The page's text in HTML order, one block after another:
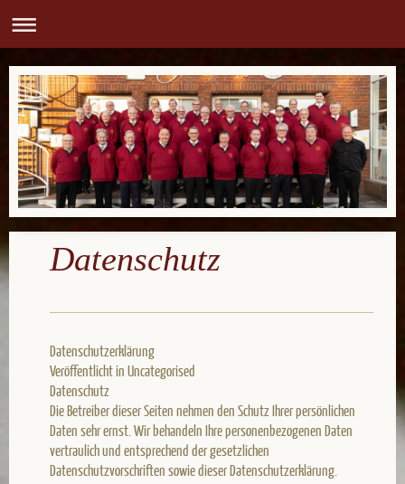
Datenschutz
Datenschutzerklärung
Veröffentlicht in Uncategorised
Datenschutz
Die Betreiber dieser Seiten nehmen den Schutz Ihrer persönlichen
Daten sehr ernst. Wir behandeln Ihre personenbezogenen Daten
vertraulich und entsprechend der gesetzlichen
Datenschutzvorschriften sowie dieser Datenschutzerklärung.